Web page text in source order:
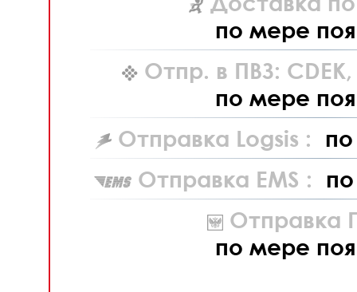
по мере
Отпр. в ПВЗ: CDEK,
по мере
Отправка Logsis :
Отправка EMS :
Отправка
по мере